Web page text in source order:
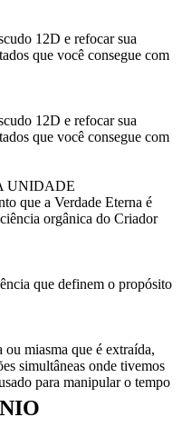
12D e refocar sua
que você consegue com
12D e refocar sua
que você consegue com
UNIDADE
que a Verdade Eterna é
orgânica do Criador
que definem o propósito
miasma que é extraída,
simultâneas onde tivemos
para manipular o tempo